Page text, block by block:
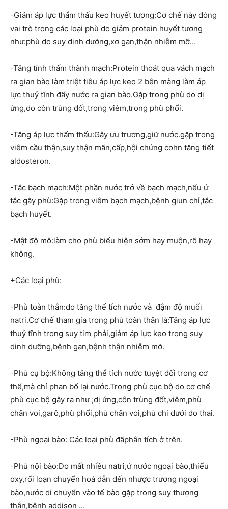
-Giảm áp lực thẩm thấu keo huyết tương:Cơ chế này đóng
vai trò trong các loại phù do giảm protein huyết tương
như:phù do suy dinh dưỡng,xơ gan,thận nhiễm mỡ…
-Tăng tính thấm thành mạch:Protein thoát qua vách mạch
ra gian bào làm triệt tiêu áp lực keo 2 bên màng làm áp
lực thuỷ tĩnh đẩy nước ra gian bào.Gặp trong phù do dị
ứng,do côn trùng đốt,trong viêm,trong phù phổi.
-Tăng áp lực thẩm thấu:Gây ưu trương,giữ nước.gặp trong
viêm cầu thận,suy thận mãn,cấp,hội chứng cohn tăng tiết
aldosteron.
-Tắc bạch mạch:Một phần nước trở về bạch mạch,nếu ứ
tắc gây phù:Gặp trong viêm bạch mạch,bệnh giun chỉ,tắc
bạch huyết.
-Mật độ mô:làm cho phù biểu hiện sớm hay muộn,rõ hay
không.
+Các loại phù:
-Phù toàn thân:do tăng thể tích nước và đậm độ muối
natri.Cơ chế tham gia trong phù toàn thân là:Tăng áp lực
thuỷ tĩnh trong suy tim phải,giảm áp lực keo trong suy
dinh dưỡng,bệnh gan,bệnh thận nhiễm mỡ.
-Phù cụ bộ:Không tăng thể tích nước tuyệt đối trong cơ
thể,mà chỉ phan bố lại nước.Trong phù cục bộ do cơ chế
phù cục bộ gây ra như ;dị ứng,côn trùng đốt,viêm,phù
chân voi,garô,phù phổi,phù chân voi,phù chi dưới do thai.
-Phù ngoại bào: Các loại phù đãphân tích ở trên.
-Phù nội bào:Do mất nhiều natri,ứ nước ngoại bào,thiếu
oxy,rối loạn chuyển hoá dẫn đến nhược trương ngoại
bào,nước di chuyển vào tế bào gặp trong suy thượng
thận,bệnh addison …